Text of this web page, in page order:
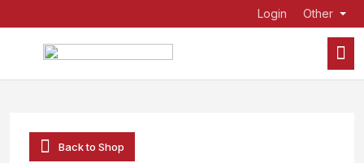
Login Other
Back to Shop